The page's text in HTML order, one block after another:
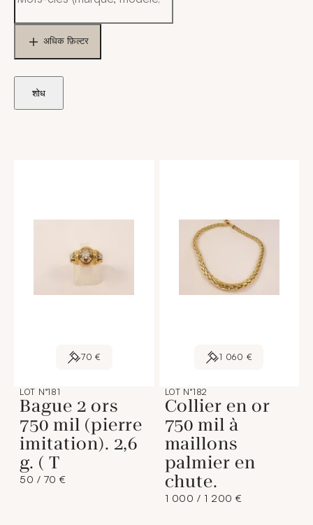
अधिक फ़िल्टर
शोध
70 €
LOT N°181
Bague 2 ors
750 mil (pierre
imitation). 2,6
g. ( T
50 / 70 €
1 060 €
LOT N°182
Collier en or
750 mil à
maillons
palmier en
chute.
1 000 / 1 200 €